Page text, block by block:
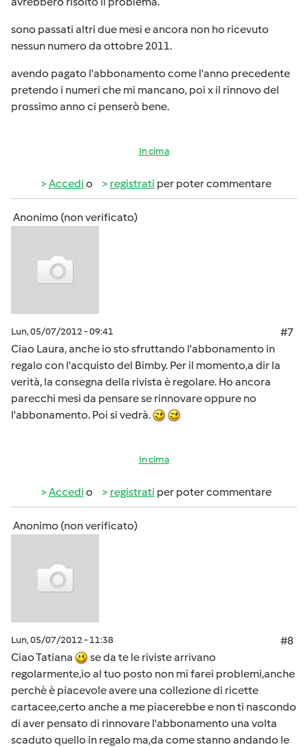
sono passati altri due mesi e ancora non ho ricevuto
nessun numero da ottobre 2011.
avendo pagato l'abbonamento come l'anno precedente
pretendo i numeri che mi mancano, poi x il rinnovo del
prossimo anno ci penserò bene.
In cima
Accedi o registrati per poter commentare
Anonimo (non verificato)
Lun, 05/07/2012 - 09:41
#7
Ciao Laura, anche io sto sfruttando l'abbonamento in
regalo con l'acquisto del Bimby. Per il momento,a dir la
verità, la consegna della rivista è regolare. Ho ancora
parecchi mesi da pensare se rinnovare oppure no
l'abbonamento. Poi si vedrà.
In cima
Accedi o registrati per poter commentare
Anonimo (non verificato)
Lun, 05/07/2012 - 11:38
#8
Ciao Tatiana
se da te le riviste arrivano
regolarmente,io al tuo posto non mi farei problemi,anche
perchè è piacevole avere una collezione di ricette
cartacee,certo anche a me piacerebbe e non ti nascondo
di aver pensato di rinnovare l'abbonamento una volta
scaduto quello in regalo ma,da come stanno andando le